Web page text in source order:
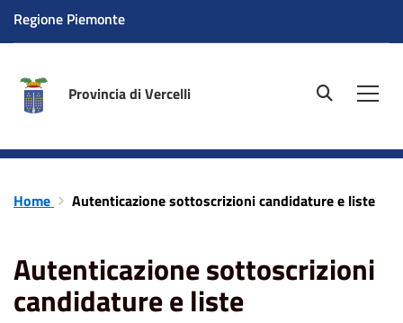
Regione Piemonte
Provincia di Vercelli site.searc
Home Autenticazione sottoscrizioni candidature e liste
Autenticazione sottoscrizioni
candidature e liste